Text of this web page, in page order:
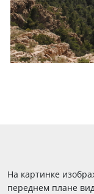
На картинке
переднем плане